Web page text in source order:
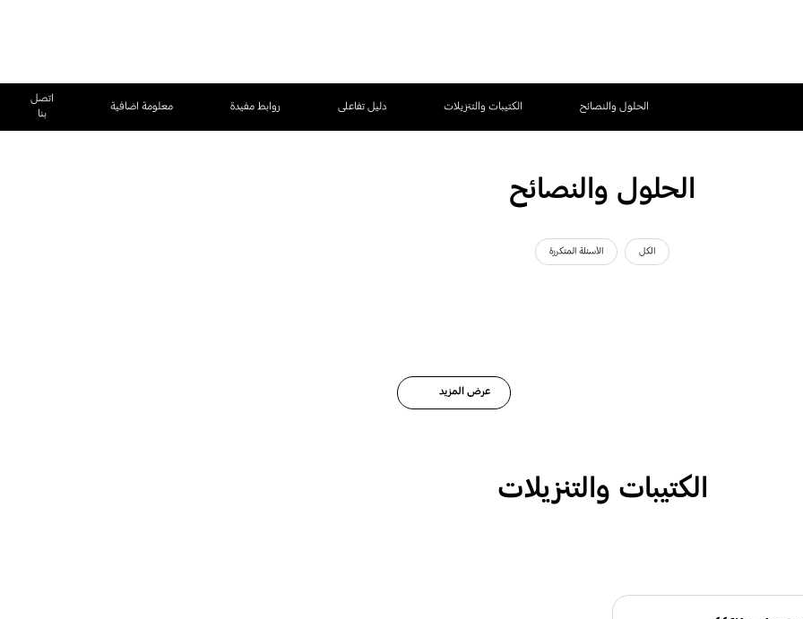
الحلول والنصائح الكتيبات والتنزيلات دليل تفاعلى روابط مفيدة معلومة اضافية
اتصل
بنا
الحلول والنصائح
الكل الأسئلة المتكررة
عرض المزيد
الكتيبات والتنزيلات